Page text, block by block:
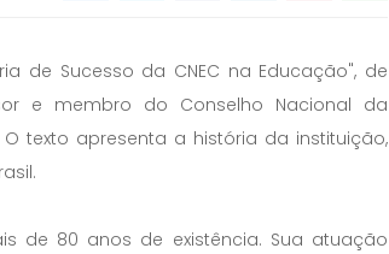
de Sucesso da CNEC na Educação", de
e membro do Conselho Nacional da
texto apresenta a história da instituição,
de 80 anos de existência. Sua atuação